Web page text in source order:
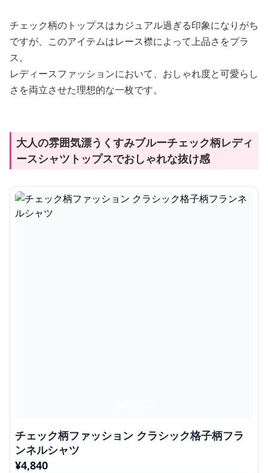
チェック柄のトップスはカジュアル過ぎる印象になりがち
ですが、このアイテムはレース襟によって上品さをプラ
ス。
レディースファッションにおいて、おしゃれ度と可愛らし
さを両立させた理想的な一枚です。
大人の雰囲気漂うくすみブルーチェック柄レディ
ースシャツトップスでおしゃれな抜け感
チェック柄ファッション クラシック格子柄フラ
ンネルシャツ
¥4,840